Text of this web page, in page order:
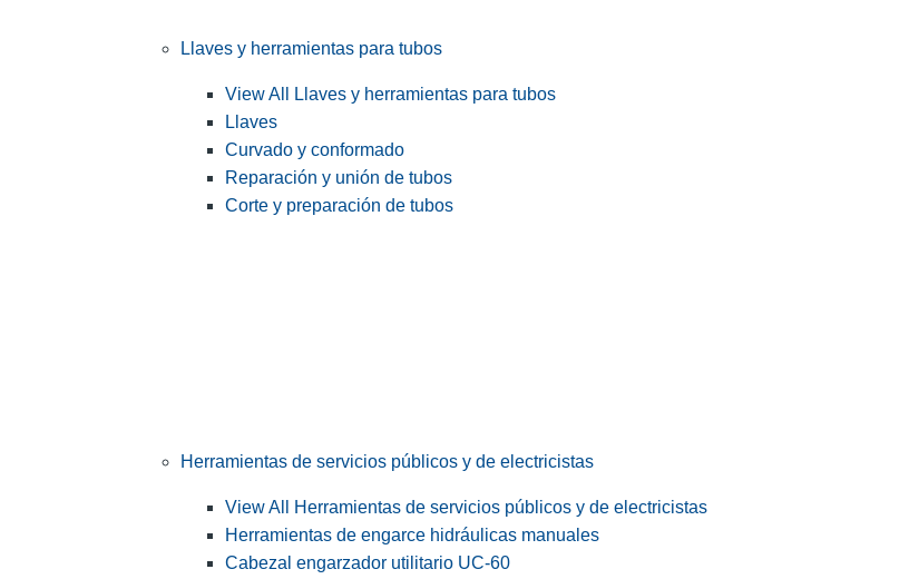
Llaves y herramientas para tubos
View All Llaves y herramientas para tubos
Llaves
Curvado y conformado
Reparación y unión de tubos
Corte y preparación de tubos
Herramientas de servicios públicos y de electricistas
View All Herramientas de servicios públicos y de electricistas
Herramientas de engarce hidráulicas manuales
Cabezal engarzador utilitario UC-60